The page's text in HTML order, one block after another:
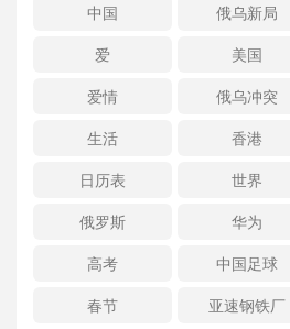
中国 俄乌新局
爱
美国
爱情
俄乌冲突
生活
香港
日历表
世界
俄罗斯
华为
高考
中国足球
春节
亚速钢铁厂